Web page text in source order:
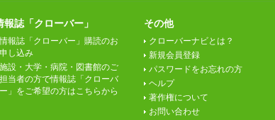
報誌「クローバー」
情報誌「クローバー」購読のお
申し込み
施設・大学・病院・図書館のご
担当者の方で情報誌「クローバ
ー」をご希望の方はこちらから
その他
クローバーナビとは？
新規会員登録
パスワードをお忘れの方
ヘルプ
著作権について
お問い合わせ